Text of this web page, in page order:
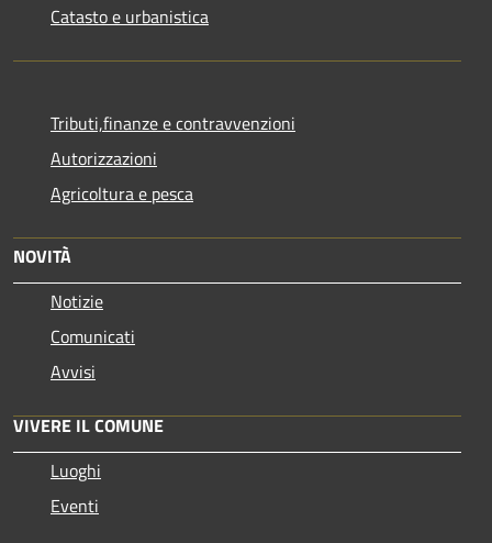
Catasto e urbanistica
Tributi,finanze e contravvenzioni
Autorizzazioni
Agricoltura e pesca
NOVITÀ
Notizie
Comunicati
Avvisi
VIVERE IL COMUNE
Luoghi
Eventi